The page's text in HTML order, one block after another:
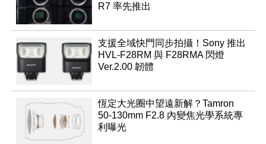
R7 率先推出
支援全域快門同步拍攝！Sony 推出
HVL-F28RM 與 F28RMA 閃燈
Ver.2.00 韌體
恆定大光圈中望遠新解？Tamron
50-130mm F2.8 內變焦光學系統專
利曝光